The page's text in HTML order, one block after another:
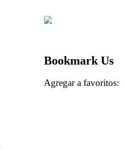
Bookmark Us
Agregar a